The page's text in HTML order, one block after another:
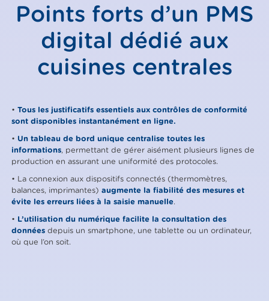
Points forts d’un PMS
digital dédié aux
cuisines centrales
•Tous les justificatifs essentiels aux contrôles de conformité
sont disponibles instantanément en ligne.
• Un tableau de bord unique centralise toutes les
informations, permettant de gérer aisément plusieurs lignes de
production en assurant une uniformité des protocoles.
• La connexion aux dispositifs connectés (thermomètres,
balances, imprimantes)augmente la fiabilité des mesures et
évite les erreurs liées à la saisie manuelle.
• L’utilisation du numérique facilite la consultation des
données depuis un smartphone, une tablette ou un ordinateur,
où que l’on soit.